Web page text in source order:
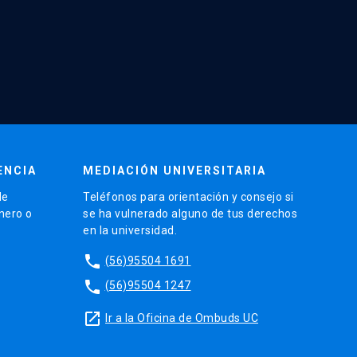
o
MEDIACIÓN UNIVERSITARIA
Teléfonos para orientación y consejo si
se ha vulnerado alguno de tus derechos
en la universidad.
phone (56)95504 1691
phone (56)95504 1247
launch Ir a la Oficina de Ombuds UC